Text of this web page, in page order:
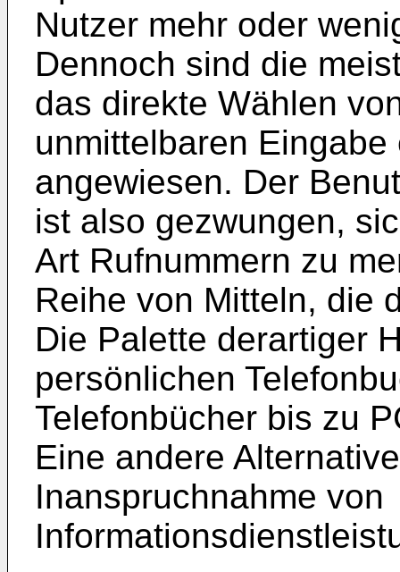
Nutzer mehr oder
Dennoch sind die
das direkte Wählen
unmittelbaren
angewiesen. Der
ist also gezwungen,
Art Rufnummern zu
Reihe von Mitteln, die
Die Palette derartiger
persönlichen
Telefonbücher bis zu
Eine andere
Inanspruchnahme von